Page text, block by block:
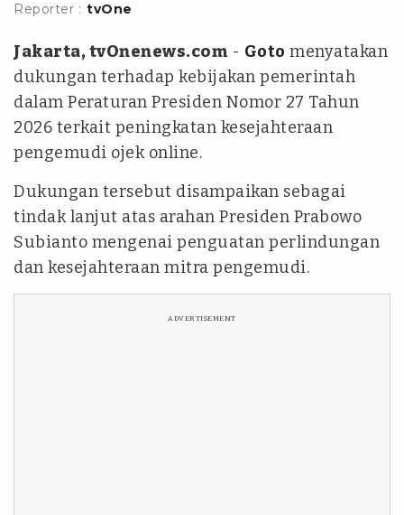
Reporter : tvOne
Jakarta, tvOnenews.com - Goto menyatakan
dukungan terhadap kebijakan pemerintah
dalam Peraturan Presiden Nomor 27 Tahun
2026 terkait peningkatan kesejahteraan
pengemudi ojek online.
Dukungan tersebut disampaikan sebagai
tindak lanjut atas arahan Presiden Prabowo
Subianto mengenai penguatan perlindungan
dan kesejahteraan mitra pengemudi.
ADVERTISEMENT